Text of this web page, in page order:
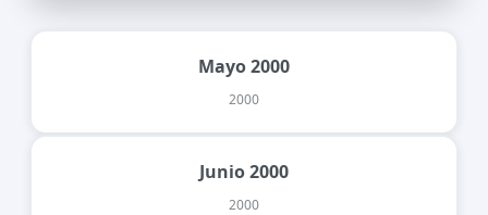
Mayo 2000
2000
Junio 2000
2000